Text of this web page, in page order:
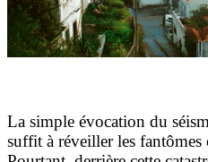
La simple évocation du
suffit à réveiller les fantômes